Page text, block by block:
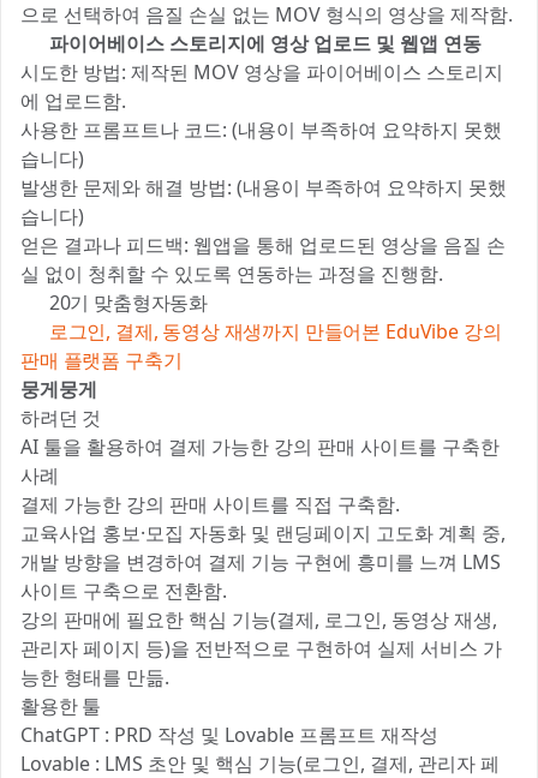
으로 선택하여 음질 손실 없는 MOV 형식의 영상을 제작함.
파이어베이스 스토리지에 영상 업로드 및 웹앱 연동
시도한 방법: 제작된 MOV 영상을 파이어베이스 스토리지
에 업로드함.
사용한 프롬프트나 코드: (내용이 부족하여 요약하지 못했
습니다)
발생한 문제와 해결 방법: (내용이 부족하여 요약하지 못했
습니다)
얻은 결과나 피드백: 웹앱을 통해 업로드된 영상을 음질 손
실 없이 청취할 수 있도록 연동하는 과정을 진행함.
📚 20기 맞춤형자동화
로그인, 결제, 동영상 재생까지 만들어본 EduVibe 강의
판매 플랫폼 구축기
뭉게뭉게
하려던 것 📝
AI 툴을 활용하여 결제 가능한 강의 판매 사이트를 구축한
사례
결제 가능한 강의 판매 사이트를 직접 구축함.
교육사업 홍보·모집 자동화 및 랜딩페이지 고도화 계획 중,
개발 방향을 변경하여 결제 기능 구현에 흥미를 느껴 LMS
사이트 구축으로 전환함.
강의 판매에 필요한 핵심 기능(결제, 로그인, 동영상 재생,
관리자 페이지 등)을 전반적으로 구현하여 실제 서비스 가
능한 형태를 만듦.
활용한 툴 ⚒️
ChatGPT : PRD 작성 및 Lovable 프롬프트 재작성
Lovable : LMS 초안 및 핵심 기능(로그인, 결제, 관리자 페